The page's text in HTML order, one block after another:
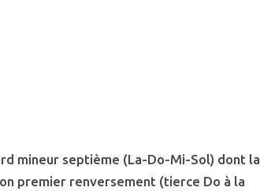
mineur septième (La-Do-Mi-Sol) dont la
premier renversement (tierce Do à la